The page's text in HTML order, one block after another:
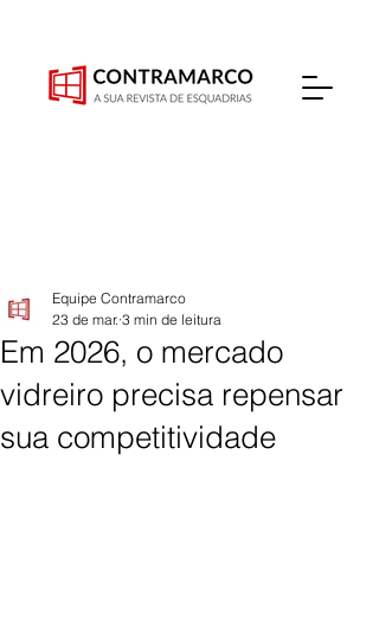
Em 2026, o mercado
vidreiro precisa repensar
sua competitividade
Equipe Contramarco
23 de mar. 3 min de leitura